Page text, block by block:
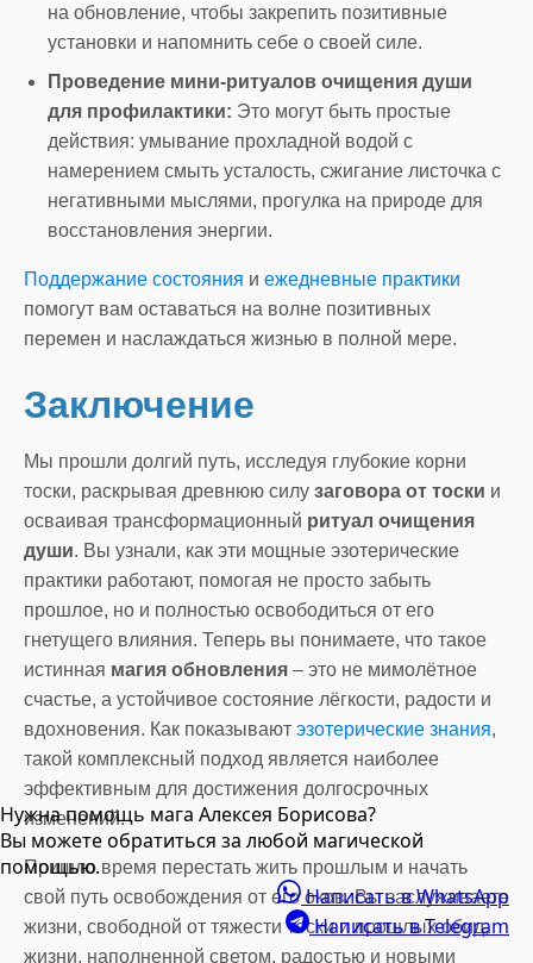
Нужна помощь мага Алексея Борисова?
Вы можете обратиться за любой магической
помощью.
Написать в WhatsApp
Написать в Telegram
на обновление, чтобы закрепить позитивные
установки и напомнить себе о своей силе.
Проведение мини-ритуалов очищения души
для профилактики: Это могут быть простые
действия: умывание прохладной водой с
намерением смыть усталость, сжигание листочка с
негативными мыслями, прогулка на природе для
восстановления энергии.
Поддержание состояния и ежедневные практики
помогут вам оставаться на волне позитивных
перемен и наслаждаться жизнью в полной мере.
Заключение
Мы прошли долгий путь, исследуя глубокие корни
тоски, раскрывая древнюю силу заговора от тоски и
осваивая трансформационный ритуал очищения
души. Вы узнали, как эти мощные эзотерические
практики работают, помогая не просто забыть
прошлое, но и полностью освободиться от его
гнетущего влияния. Теперь вы понимаете, что такое
истинная магия обновления – это не мимолётное
счастье, а устойчивое состояние лёгкости, радости и
вдохновения. Как показывают эзотерические знания,
такой комплексный подход является наиболее
эффективным для достижения долгосрочных
изменений.
Пришло время перестать жить прошлым и начать
свой путь освобождения от его оков. Вы заслуживаете
жизни, свободной от тяжести тоски и прошлых обид,
жизни, наполненной светом, радостью и новыми